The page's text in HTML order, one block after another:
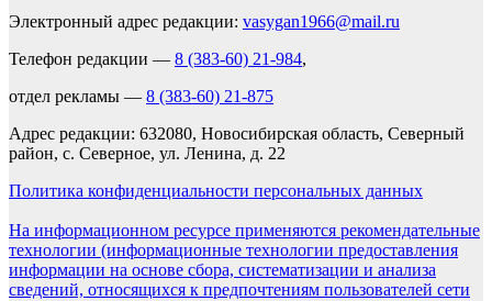
Электронный адрес редакции: vasygan1966@mail.ru
Телефон редакции — 8 (383-60) 21-984,
отдел рекламы — 8 (383-60) 21-875
Адрес редакции: 632080, Новосибирская область, Северный
район, с. Северное, ул. Ленина, д. 22
Политика конфиденциальности персональных данных
На информационном ресурсе применяются рекомендательные
технологии (информационные технологии предоставления
информации на основе сбора, систематизации и анализа
сведений, относящихся к предпочтениям пользователей сети